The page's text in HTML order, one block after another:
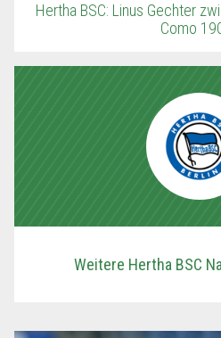
Hertha BSC: Linus Gechter
Como
Weitere Hertha BSC